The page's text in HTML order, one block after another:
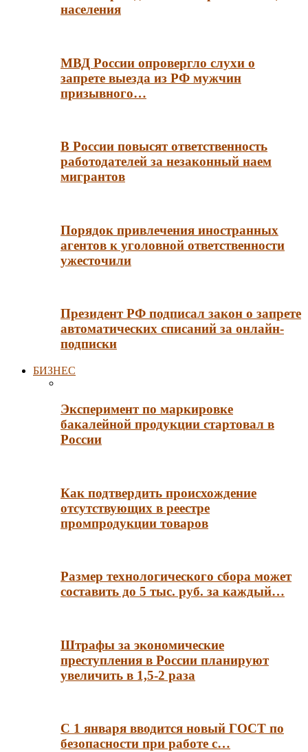
населения
МВД России опровергло слухи о
запрете выезда из РФ мужчин
призывного…
В России повысят ответственность
работодателей за незаконный наем
мигрантов
Порядок привлечения иностранных
агентов к уголовной ответственности
ужесточили
Президент РФ подписал закон о запрете
автоматических списаний за онлайн-
подписки
БИЗНЕС
Эксперимент по маркировке
бакалейной продукции стартовал в
России
Как подтвердить происхождение
отсутствующих в реестре
промпродукции товаров
Размер технологического сбора может
составить до 5 тыс. руб. за каждый…
Штрафы за экономические
преступления в России планируют
увеличить в 1,5-2 раза
С 1 января вводится новый ГОСТ по
безопасности при работе с…